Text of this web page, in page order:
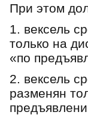
При этом
1. вексель
только на
«по
2. вексель
разменян